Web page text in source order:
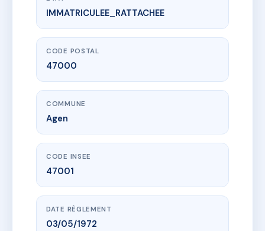
www.vme.plus/AC2084887
34 COURS DU XIV JUILLET
34 crs du 14 juillet
IMMATRICULEE_RATTACHEE
CODE POSTAL
47000
COMMUNE
Agen
CODE INSEE
47001
DATE RÈGLEMENT
03/05/1972